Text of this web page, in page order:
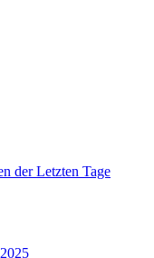
der Letzten Tage